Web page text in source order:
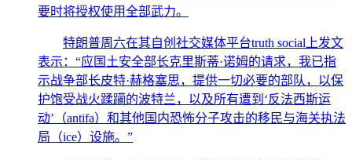
要时将授权使用全部武力。
特朗普周六在其自创社交媒体平台truth social上发文
表示：“应国土安全部长克里斯蒂·诺姆的请求，我已指
示战争部长皮特·赫格塞思，提供一切必要的部队，以保
护饱受战火蹂躏的波特兰，以及所有遭到‘反法西斯运
动’（antifa）和其他国内恐怖分子攻击的移民与海关执法
局（ice）设施。”